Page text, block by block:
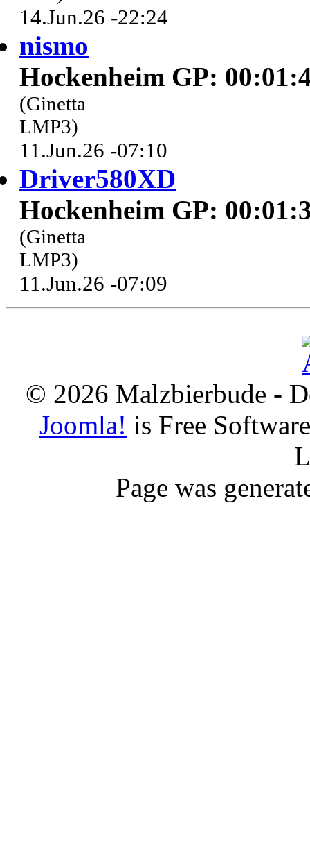
14.Jun.26 -22:24
nismo
Hockenheim GP:
(Ginetta
LMP3)
11.Jun.26 -07:10
Driver580XD
Hockenheim GP:
(Ginetta
LMP3)
11.Jun.26 -07:09
© 2026 Malzbierbude -
Joomla! is Free
Page was